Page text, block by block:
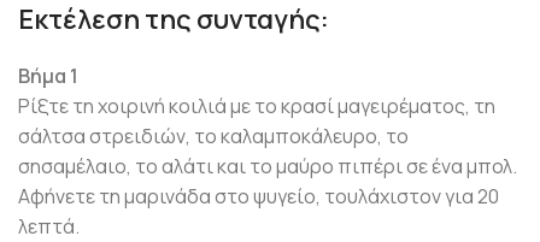
Εκτέλεση της συνταγής:
Βήμα 1
Ρίξτε τη χοιρινή κοιλιά με το κρασί μαγειρέματος, τη
σάλτσα στρειδιών, το καλαμποκάλευρο, το
σησαμέλαιο, το αλάτι και το μαύρο πιπέρι σε ένα μπολ.
Αφήνετε τη μαρινάδα στο ψυγείο, τουλάχιστον για 20
λεπτά.